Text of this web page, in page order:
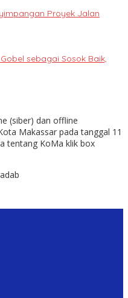
Proyek Jalan
sebagai Sosok Baik,
(siber) dan offline
Makassar pada tanggal 11
tentang KoMa klik box